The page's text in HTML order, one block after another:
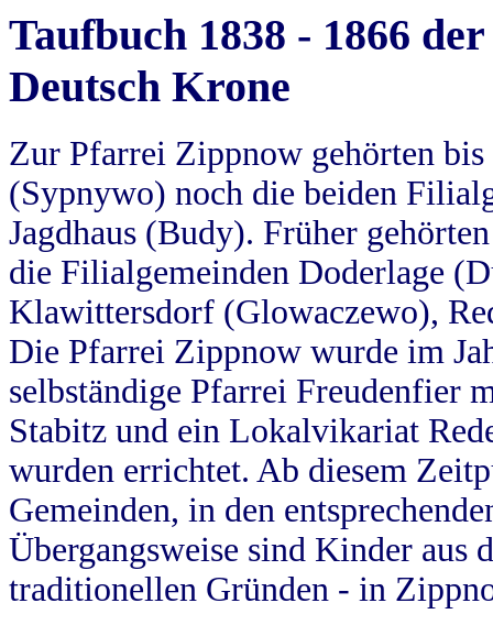
Taufbuch 1838 - 1866
Deutsch Krone
Zur Pfarrei Zippnow gehörten
(Sypnywo) noch die beiden
Jagdhaus (Budy). Früher
die Filialgemeinden Doderlage
Klawittersdorf (Glowaczewo),
Die Pfarrei Zippnow wurde im
selbständige Pfarrei Freudenfier
Stabitz und ein Lokalvikariat
wurden errichtet. Ab diesem
Gemeinden, in den
Übergangsweise sind Kinder aus
traditionellen Gründen - in